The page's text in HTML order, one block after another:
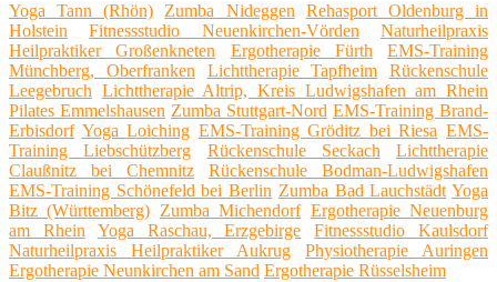
Yoga Tann (Rhön) Zumba Nideggen
Rehasport Oldenburg in
Holstein
Fitnessstudio Neuenkirchen-Vörden
Naturheilpraxis
Heilpraktiker Großenkneten
Ergotherapie Fürth
EMS-Training
Münchberg, Oberfranken
Lichttherapie Tapfheim
Rückenschule
Leegebruch Lichttherapie Altrip, Kreis Ludwigshafen am Rhein
Pilates Emmelshausen Zumba Stuttgart-Nord EMS-Training Brand-
Erbisdorf Yoga Loiching EMS-Training Gröditz bei Riesa EMS-
Training Liebschützberg
Rückenschule Seckach
Lichttherapie
Claußnitz bei Chemnitz
Rückenschule Bodman-Ludwigshafen
EMS-Training Schönefeld bei Berlin Zumba Bad Lauchstädt Yoga
Bitz (Württemberg) Zumba Michendorf Ergotherapie Neuenburg
am Rhein
Yoga Raschau, Erzgebirge
Fitnessstudio Kaulsdorf
Naturheilpraxis Heilpraktiker Aukrug
Physiotherapie Auringen
Ergotherapie Neunkirchen am Sand Ergotherapie Rüsselsheim